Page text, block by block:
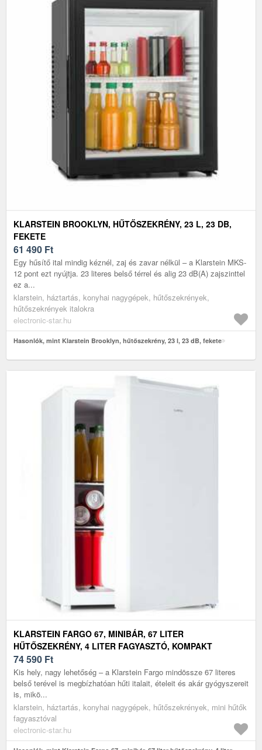
KLARSTEIN BROOKLYN, HŰTŐSZEKRÉNY, 23 L, 23 DB,
FEKETE
61 490 Ft
Egy hűsítő ital mindig kéznél, zaj és zavar nélkül – a Klarstein MKS-
12 pont ezt nyújtja. 23 literes belső térrel és alig 23 dB(A) zajszinttel
ez a...
klarstein, háztartás, konyhai nagygépek, hűtőszekrények,
hűtőszekrények italokra
electronic-star.hu
Hasonlók, mint Klarstein Brooklyn, hűtőszekrény, 23 l, 23 dB, fekete
KLARSTEIN FARGO 67, MINIBÁR, 67 LITER
HŰTŐSZEKRÉNY, 4 LITER FAGYASZTÓ, KOMPAKT
74 590 Ft
Kis hely, nagy lehetőség – a Klarstein Fargo mindössze 67 literes
belső terével is megbízhatóan hűti italait, ételeit és akár gyógyszereit
is, mikö...
klarstein, háztartás, konyhai nagygépek, hűtőszekrények, mini hűtők
fagyasztóval
electronic-star.hu